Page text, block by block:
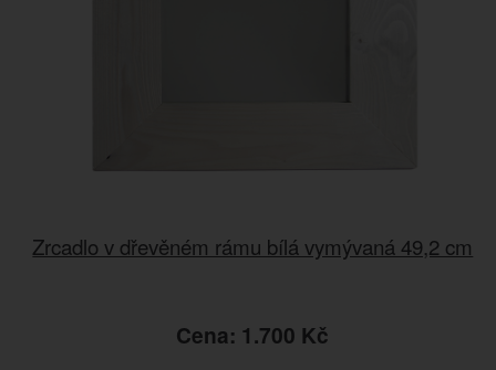
Zrcadlo v dřevěném rámu bílá vymývaná 49,2 cm
Cena: 1.700 Kč